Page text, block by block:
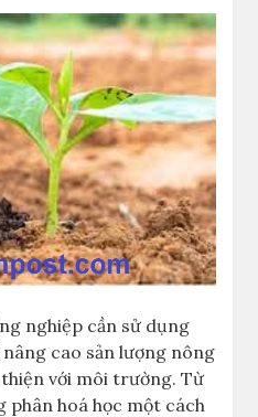
nghiệp cần sử dụng
cao sản lượng nông
với môi trường. Từ
phân hoá học một cách